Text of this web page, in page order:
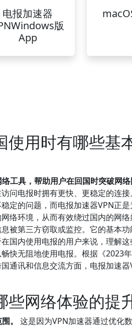
电报加速器
版
App
使用时有哪些基
工具，帮助用户在回国时突破网
问电报时拥有更快、更稳定的连
定的问题，而电报加速器VPN正
络环境，从而有效绕过国内的网
被第三方窃取或监控。它的基本
国内使用电报的用户来说，理解这
快无阻地使用电报。根据《2023
通讯和信息交流方面，电报加速
网络体验的提
。
这是因为VPN加速器通过优化